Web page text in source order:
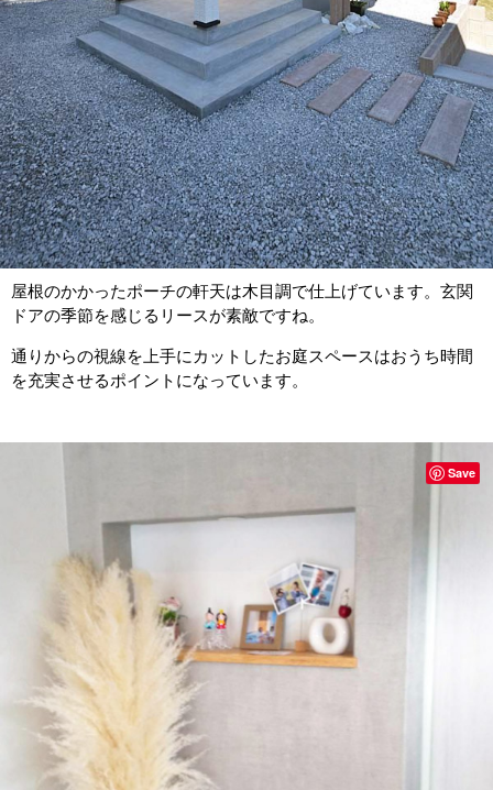
屋根のかかったポーチの軒天は木目調で仕上げています。玄関
ドアの季節を感じるリースが素敵ですね。
通りからの視線を上手にカットしたお庭スペースはおうち時間
を充実させるポイントになっています。
Save